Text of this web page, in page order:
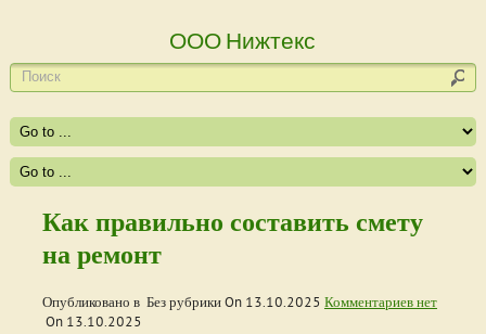
ООО Нижтекс
Как правильно составить смету
на ремонт
Опубликовано в Без рубрики On 13.10.2025 Комментариев нет
On 13.10.2025